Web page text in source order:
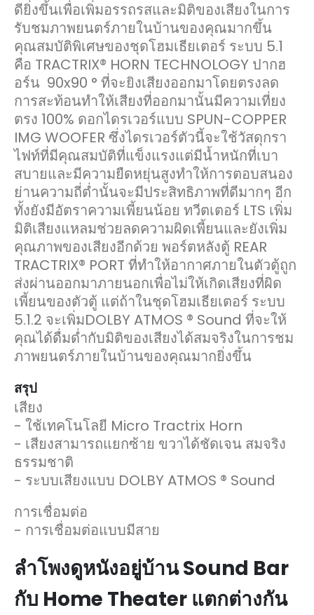
ดียิ่งขึ้นเพื่อเพิ่มอรรถรสและมิติของเสียงในการ
รับชมภาพยนตร์ภายในบ้านของคุณมากขึ้น
คุณสมบัติพิเศษของชุดโฮมเธียเตอร์ ระบบ 5.1
คือ TRACTRIX® HORN TECHNOLOGY ปากฮ
อร์น 90x90 ° ที่จะยิงเสียงออกมาโดยตรงลด
การสะท้อนทำให้เสียงที่ออกมานั้นมีความเที่ยง
ตรง 100% ดอกไดรเวอร์แบบ SPUN-COPPER
IMG WOOFER ซึ่งไดรเวอร์ตัวนี้จะใช้วัสดุกรา
ไฟท์ที่มีคุณสมบัติที่แข็งแรงแต่มีน้ำหนักที่เบา
สบายและมีความยืดหยุ่นสูงทำให้การตอบสนอง
ย่านความถี่ต่ำนั้นจะมีประสิทธิภาพที่ดีมากๆ อีก
ทั้งยังมีอัตราความเพี้ยนน้อย ทวีตเตอร์ LTS เพิ่ม
มิติเสียงแหลมช่วยลดความผิดเพี้ยนและยังเพิ่ม
คุณภาพของเสียงอีกด้วย พอร์ตหลังตู้ REAR
TRACTRIX® PORT ที่ทำให้อากาศภายในตัวตู้ถูก
ส่งผ่านออกมาภายนอกเพื่อไม่ให้เกิดเสียงที่ผิด
เพี้ยนของตัวตู้ แต่ถ้าในชุดโฮมเธียเตอร์ ระบบ
5.1.2 จะเพิ่มDOLBY ATMOS ® Sound ที่จะให้
คุณได้ดื่มด่ำกับมิติของเสียงได้สมจริงในการชม
ภาพยนตร์ภายในบ้านของคุณมากยิ่งขึ้น
สรุป
เสียง
- ใช้เทคโนโลยี Micro Tractrix Horn
- เสียงสามารถแยกซ้าย ขวาได้ชัดเจน สมจริง
ธรรมชาติ
- ระบบเสียงแบบ DOLBY ATMOS ® Sound
การเชื่อมต่อ
- การเชื่อมต่อแบบมีสาย
ลำโพงดูหนังอยู่บ้าน Sound Bar
กับ Home Theater แตกต่างกัน